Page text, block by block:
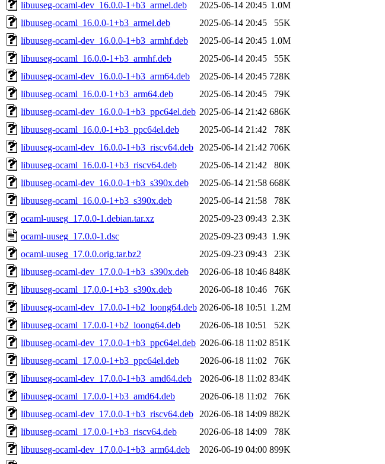
libuuseg-ocaml-dev_16.0.0-1+b3_armel.deb
2025-06-14 20:45 1.0M
libuuseg-ocaml_16.0.0-1+b3_armel.deb
2025-06-14 20:45
55K
libuuseg-ocaml-dev_16.0.0-1+b3_armhf.deb
2025-06-14 20:45 1.0M
libuuseg-ocaml_16.0.0-1+b3_armhf.deb
2025-06-14 20:45
55K
libuuseg-ocaml-dev_16.0.0-1+b3_arm64.deb
2025-06-14 20:45 728K
libuuseg-ocaml_16.0.0-1+b3_arm64.deb
2025-06-14 20:45
79K
libuuseg-ocaml-dev_16.0.0-1+b3_ppc64el.deb 2025-06-14 21:42 686K
libuuseg-ocaml_16.0.0-1+b3_ppc64el.deb
2025-06-14 21:42
78K
libuuseg-ocaml-dev_16.0.0-1+b3_riscv64.deb
2025-06-14 21:42 706K
libuuseg-ocaml_16.0.0-1+b3_riscv64.deb
2025-06-14 21:42
80K
libuuseg-ocaml-dev_16.0.0-1+b3_s390x.deb
2025-06-14 21:58 668K
libuuseg-ocaml_16.0.0-1+b3_s390x.deb
2025-06-14 21:58
78K
ocaml-uuseg_17.0.0-1.debian.tar.xz
2025-09-23 09:43 2.3K
ocaml-uuseg_17.0.0-1.dsc
2025-09-23 09:43 1.9K
ocaml-uuseg_17.0.0.orig.tar.bz2
2025-09-23 09:43
23K
libuuseg-ocaml-dev_17.0.0-1+b3_s390x.deb
2026-06-18 10:46 848K
libuuseg-ocaml_17.0.0-1+b3_s390x.deb
2026-06-18 10:46
76K
libuuseg-ocaml-dev_17.0.0-1+b2_loong64.deb 2026-06-18 10:51 1.2M
libuuseg-ocaml_17.0.0-1+b2_loong64.deb
2026-06-18 10:51
52K
libuuseg-ocaml-dev_17.0.0-1+b3_ppc64el.deb 2026-06-18 11:02 851K
libuuseg-ocaml_17.0.0-1+b3_ppc64el.deb
2026-06-18 11:02
76K
libuuseg-ocaml-dev_17.0.0-1+b3_amd64.deb
2026-06-18 11:02 834K
libuuseg-ocaml_17.0.0-1+b3_amd64.deb
2026-06-18 11:02
76K
libuuseg-ocaml-dev_17.0.0-1+b3_riscv64.deb
2026-06-18 14:09 882K
libuuseg-ocaml_17.0.0-1+b3_riscv64.deb
2026-06-18 14:09
78K
libuuseg-ocaml-dev_17.0.0-1+b3_arm64.deb
2026-06-19 04:00 899K